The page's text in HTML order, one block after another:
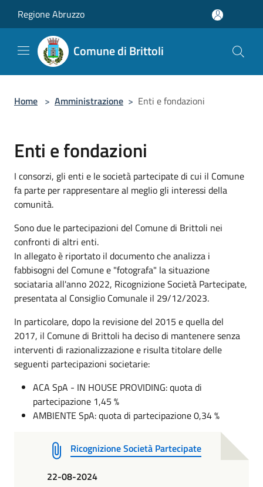
Regione Abruzzo
Comune di Brittoli
Home > Amministrazione > Enti e fondazioni
Enti e fondazioni
I consorzi, gli enti e le società partecipate di cui il Comune
fa parte per rappresentare al meglio gli interessi della
comunità.
Sono due le partecipazioni del Comune di Brittoli nei
confronti di altri enti.
In allegato è riportato il documento che analizza i
fabbisogni del Comune e "fotografa" la situazione
sociataria all'anno 2022, Ricognizione Società Partecipate,
presentata al Consiglio Comunale il 29/12/2023.
In particolare, dopo la revisione del 2015 e quella del
2017, il Comune di Brittoli ha deciso di mantenere senza
interventi di razionalizzazione e risulta titolare delle
seguenti partecipazioni societarie:
ACA SpA - IN HOUSE PROVIDING: quota di
partecipazione 1,45 %
AMBIENTE SpA: quota di partecipazione 0,34 %
Ricognizione Società Partecipate
22-08-2024